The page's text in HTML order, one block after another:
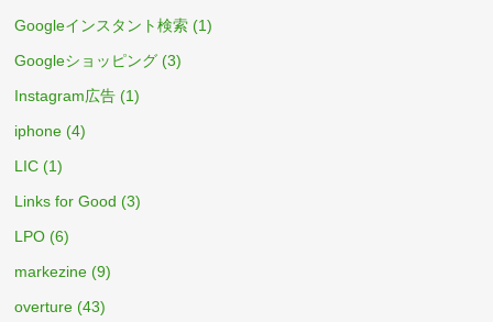
Googleインスタント検索 (1)
Googleショッピング (3)
Instagram広告 (1)
iphone (4)
LIC (1)
Links for Good (3)
LPO (6)
markezine (9)
overture (43)